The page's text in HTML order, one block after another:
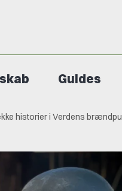
Guides
historier i Verdens